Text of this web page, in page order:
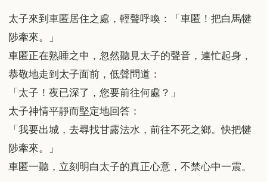
太子來到車匿居住之處，輕聲呼喚：「車匿！把白馬犍
陟牽來。」
車匿正在熟睡之中，忽然聽見太子的聲音，連忙起身，
恭敬地走到太子面前，低聲問道：
「太子！夜已深了，您要前往何處？」
太子神情平靜而堅定地回答：
「我要出城，去尋找甘露法水，前往不死之鄉。快把犍
陟牽來。」
車匿一聽，立刻明白太子的真正心意，不禁心中一震。